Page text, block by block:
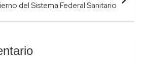
del Sistema Federal Sanitario